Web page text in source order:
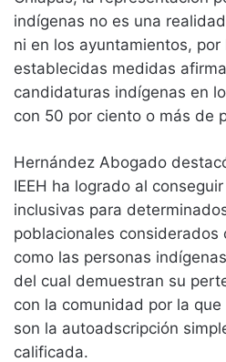
indígenas no es una
ni en los ayuntamientos, por
establecidas medidas
candidaturas indígenas en
con 50 por ciento o más de
Hernández Abogado
IEEH ha logrado al
inclusivas para
poblacionales considerados
como las personas
del cual demuestran su
con la comunidad por la
son la autoadscripción
calificada.